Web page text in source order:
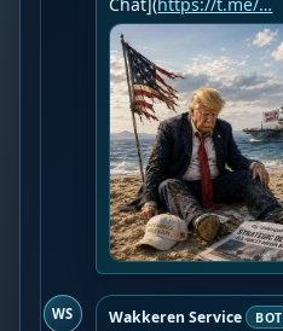
WS Wakkeren Service BOT